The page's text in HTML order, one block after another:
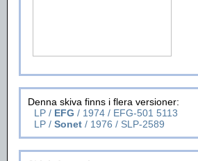
Denna skiva finns i flera versioner:
LP / EFG / 1974 / EFG-501 5113
LP / Sonet / 1976 / SLP-2589